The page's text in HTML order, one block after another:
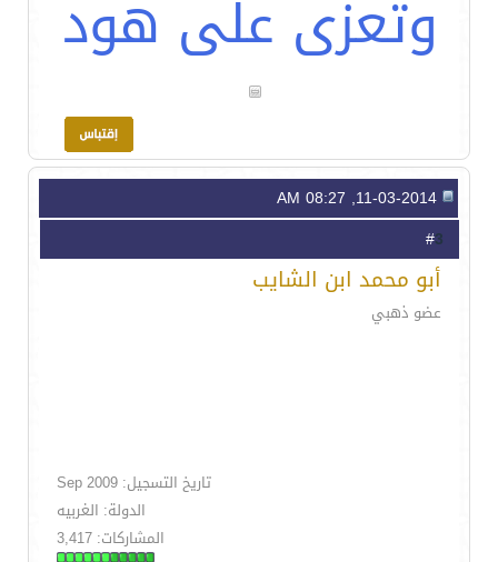
وتعزى على هود
3
أبو محمد ابن الشايب
عضو ذهبي
تاريخ التسجيل: Sep 2009
الدولة: الغربيه
المشاركات: 3,417